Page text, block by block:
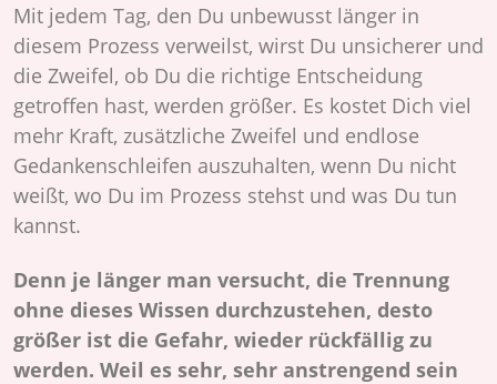
Mit jedem Tag, den Du unbewusst länger in
diesem Prozess verweilst, wirst Du unsicherer und
die Zweifel, ob Du die richtige Entscheidung
getroffen hast, werden größer. Es kostet Dich viel
mehr Kraft, zusätzliche Zweifel und endlose
Gedankenschleifen auszuhalten, wenn Du nicht
weißt, wo Du im Prozess stehst und was Du tun
kannst.
Denn je länger man versucht, die Trennung
ohne dieses Wissen durchzustehen, desto
größer ist die Gefahr, wieder rückfällig zu
werden. Weil es sehr, sehr anstrengend sein